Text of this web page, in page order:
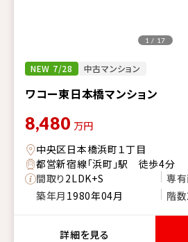
NEW 7/28 中古マンション
ワコー東日本橋マンション
1 / 17
8,480 万円
中央区日本橋浜町１丁目
都営新宿線「浜町」駅 徒歩4分
間取り2LDK+S 専
築年月 1980年04月 階数
詳細を見る